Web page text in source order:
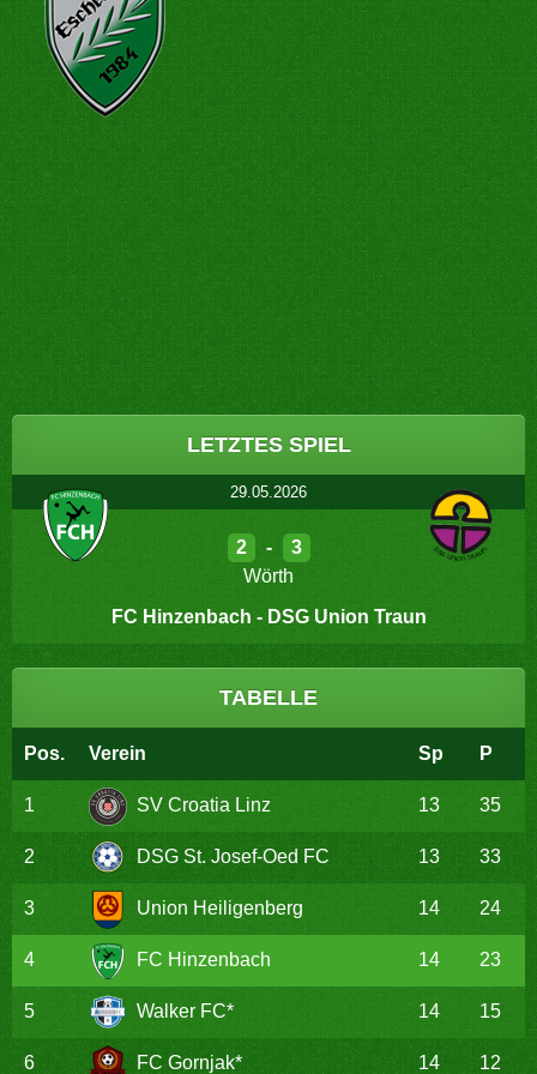
Post
navigation
LETZTES SPIEL
29.05.2026
2 -
3
Wörth
FC Hinzenbach - DSG Union Traun
TABELLE
Pos. Verein Sp P
1 SV Croatia Linz 13 35
2 DSG St. Josef-Oed FC 13 33
3 Union Heiligenberg 14 24
4 FC Hinzenbach 14 23
5 Walker FC* 14 15
6 FC Gornjak* 14 12